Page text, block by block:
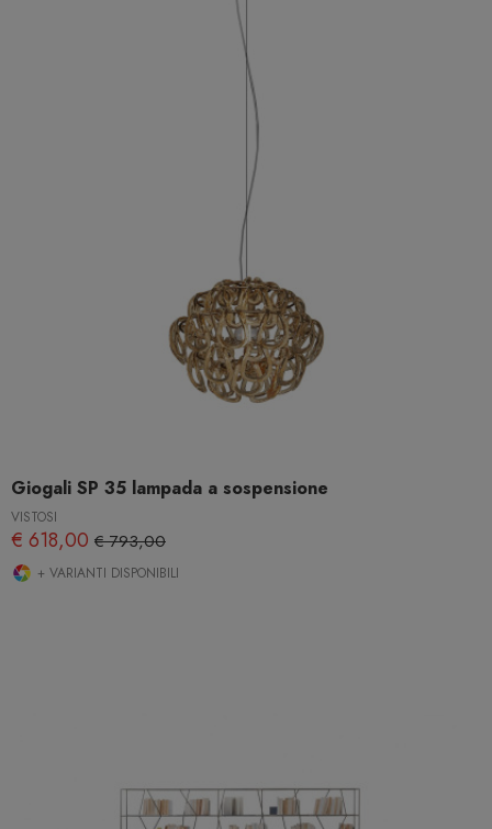
Giogali SP 35 lampada a sospensione
VISTOSI
€ 618,00 € 793,00
+ VARIANTI DISPONIBILI